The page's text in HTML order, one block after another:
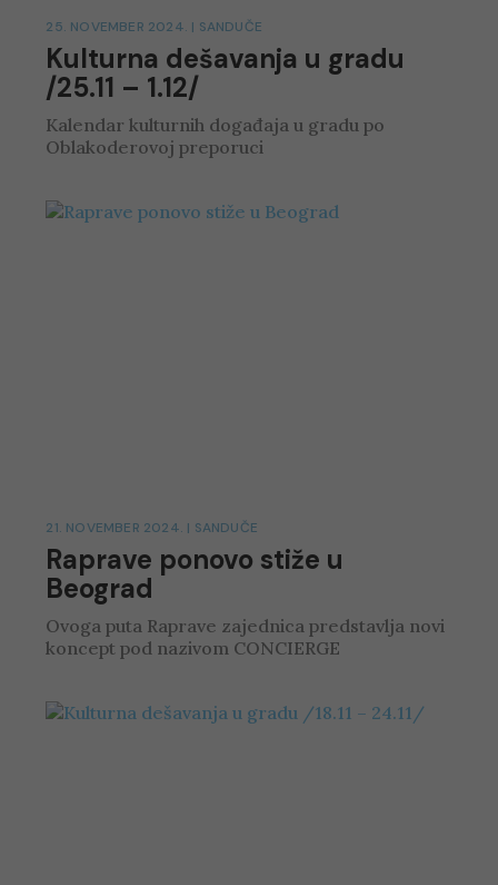
Kulturna dešavanja u gradu
/25.11 – 1.12/
25. NOVEMBER 2024. | SANDUČE
Kalendar kulturnih događaja u gradu po
Oblakoderovoj preporuci
Raprave ponovo stiže u
Beograd
21. NOVEMBER 2024. | SANDUČE
Ovoga puta Raprave zajednica predstavlja novi
koncept pod nazivom CONCIERGE